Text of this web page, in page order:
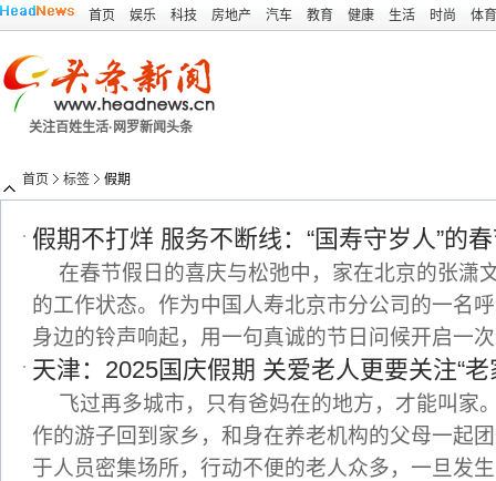
首页 娱乐 科技 房地产 汽车 教育 健康 生活 时尚 体育
关注百姓生活·网罗新闻头条
首页 标签 假期
假期不打烊 服务不断线：“国寿守岁人”的
在春节假日的喜庆与松弛中，家在北京的张潇
的工作状态。作为中国人寿北京市分公司的一名
身边的铃声响起，用一句真诚的节日问候开启一
天津：2025国庆假期 关爱老人更要关注“老
飞过再多城市，只有爸妈在的地方，才能叫家
作的游子回到家乡，和身在养老机构的父母一起
于人员密集场所，行动不便的老人众多，一旦发